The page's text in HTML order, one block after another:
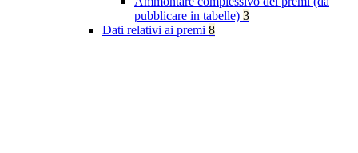
pubblicare in tabelle) 3
Dati relativi ai premi 8